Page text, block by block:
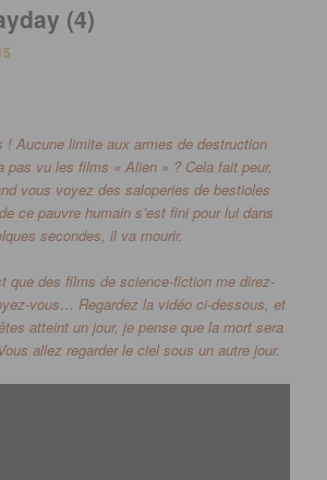
(4)
!Aucune limite aux armes de destruction
pas vu les films « Alien » ?Cela fait peur,
vous voyez des saloperies de bestioles
ce pauvre humain s’est fini pour lui dans
secondes, il va mourir.
que des films de science-fiction me direz-
vous… Regardez la vidéo ci-dessous, et
atteint un jour, je pense que la mort sera
Vous allez regarder le ciel sous un autre jour.